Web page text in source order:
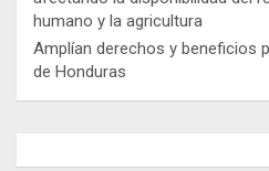
humano y la agricultura
Amplían derechos y beneficios
de Honduras